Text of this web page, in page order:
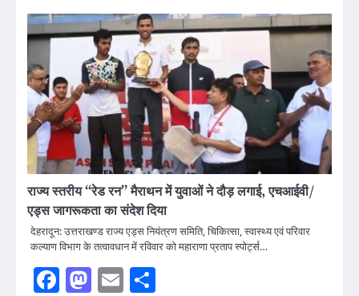
राज्य स्तरीय ‘‘रेड रन’’ मैराथन में युवाओं ने दौड़ लगाई, एचआईवी/
एड्स जागरूकता का संदेश दिया
देहरादून: उत्तराखण्ड राज्य एड्स नियंत्रण समिति, चिकित्सा, स्वास्थ्य एवं परिवार
कल्याण विभाग के तत्वावधान में रविवार को महाराणा प्रताप स्पोर्ट्स…
Facebook
Mastodon
Email